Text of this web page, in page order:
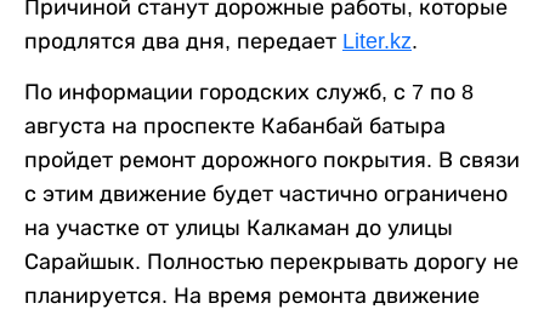
Причиной станут дорожные работы, которые
продлятся два дня, передает Liter.kz.
По информации городских служб, с 7 по 8
августа на проспекте Кабанбай батыра
пройдет ремонт дорожного покрытия. В связи
с этим движение будет частично ограничено
на участке от улицы Калкаман до улицы
Сарайшык. Полностью перекрывать дорогу не
планируется. На время ремонта движение